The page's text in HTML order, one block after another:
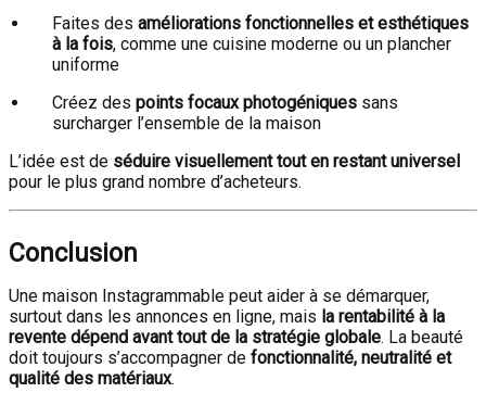
Faites des améliorations fonctionnelles et esthétiques
à la fois, comme une cuisine moderne ou un plancher
uniforme
Créez des points focaux photogéniques sans
surcharger l’ensemble de la maison
L’idée est de séduire visuellement tout en restant universel
pour le plus grand nombre d’acheteurs.
Conclusion
Une maison Instagrammable peut aider à se démarquer,
surtout dans les annonces en ligne, mais la rentabilité à la
revente dépend avant tout de la stratégie globale. La beauté
doit toujours s’accompagner de fonctionnalité, neutralité et
qualité des matériaux.